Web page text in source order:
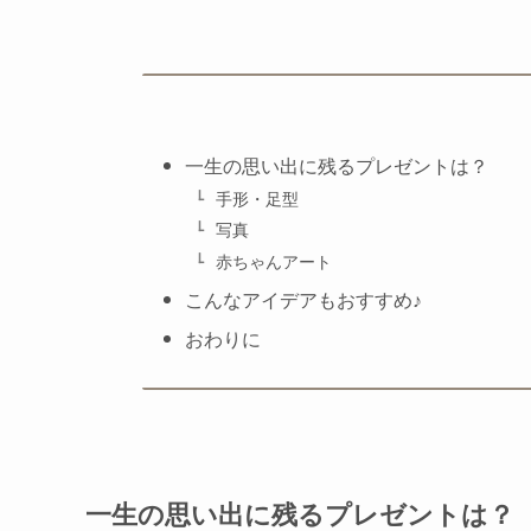
一生の思い出に残るプレゼントは？
手形・足型
写真
赤ちゃんアート
こんなアイデアもおすすめ♪
おわりに
一生の思い出に残るプレゼントは？